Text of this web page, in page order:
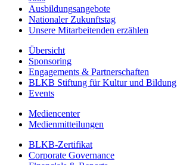
Ausbildungsangebote
Nationaler Zukunftstag
Unsere Mitarbeitenden erzählen
Übersicht
Sponsoring
Engagements & Partnerschaften
BLKB Stiftung für Kultur und Bildung
Events
Mediencenter
Medienmitteilungen
BLKB-Zertifikat
Corporate Governance